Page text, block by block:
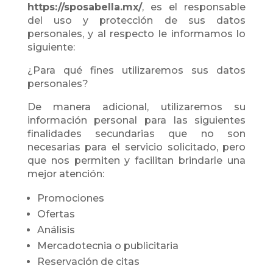
https://sposabella.mx/, es el responsable
del uso y protección de sus datos
personales, y al respecto le informamos lo
siguiente:
¿Para qué fines utilizaremos sus datos
personales?
De manera adicional, utilizaremos su
información personal para las siguientes
finalidades secundarias que no son
necesarias para el servicio solicitado, pero
que nos permiten y facilitan brindarle una
mejor atención:
Promociones
Ofertas
Análisis
Mercadotecnia o publicitaria
Reservación de citas